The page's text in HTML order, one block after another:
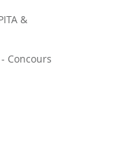
&
Concours